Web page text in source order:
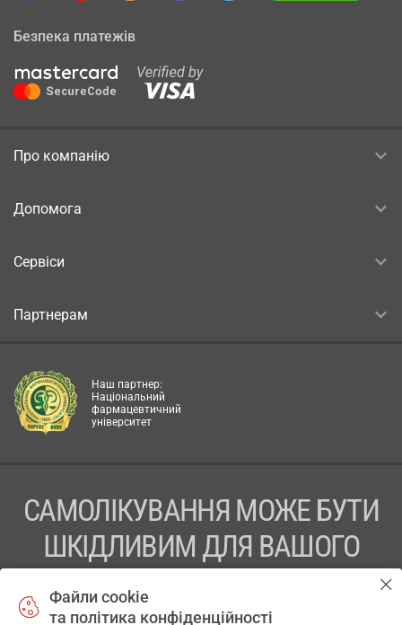
Безпека платежів
Про компанію
Допомога
Сервіси
Партнерам
Наш партнер:
Національний
фармацевтичний
університет
САМОЛІКУВАННЯ МОЖЕ БУТИ
ШКІДЛИВИМ ДЛЯ ВАШОГО
Файли cookie
та політика конфіденційності